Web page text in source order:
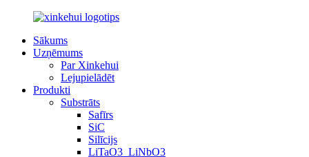
Sākums
Uzņēmums
Par Xinkehui
Lejupielādēt
Produkti
Substrāts
Safīrs
SiC
Silīcijs
LiTaO3_LiNbO3